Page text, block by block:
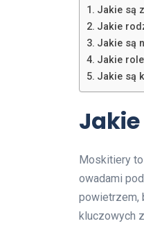
Jakie są
Jakie
Jakie są
Jakie
Jakie są
Moskitiery to
owadami
powietrzem,
kluczowych